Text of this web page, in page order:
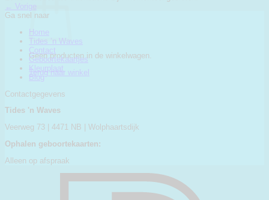
Geen producten in de winkelwagen.
Terug naar winkel
← Vorige
Ga snel naar
Home
Tides ’n Waves
Contact
Geboortekaartjes
Kleurplaat
Blog
Contactgegevens
Tides 'n Waves
Veerweg 73 | 4471 NB | Wolphaartsdijk
Ophalen geboortekaarten:
Alleen op afspraak